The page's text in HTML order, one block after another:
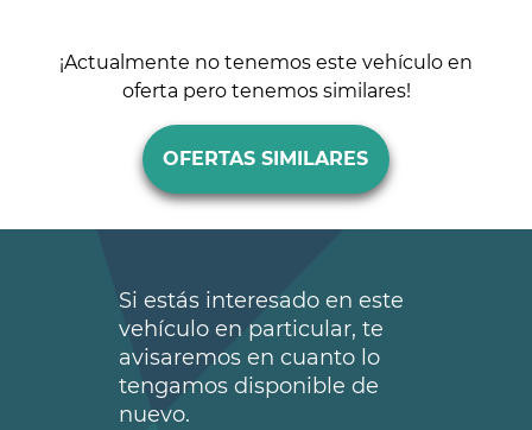
¡Actualmente no tenemos este vehículo en
oferta pero tenemos similares!
OFERTAS SIMILARES
Si estás interesado en este
vehículo en particular, te
avisaremos en cuanto lo
tengamos disponible de
nuevo.